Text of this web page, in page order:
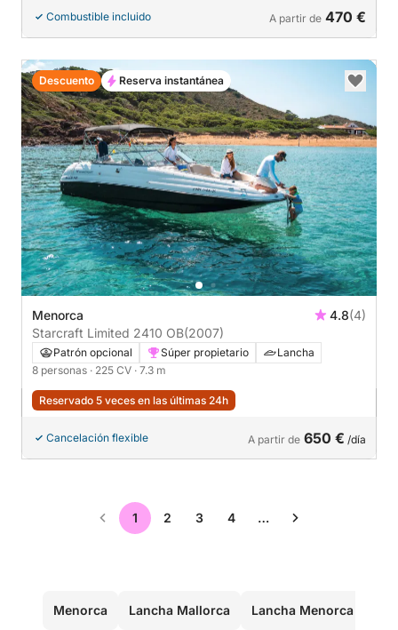
Combustible incluido A partir de 470 €
Menorca 4.8(4)
Starcraft Limited 2410 OB(2007)
Patrón opcional Súper propietario
Lancha
8 personas · 225 CV · 7.3 m
Reservado 5 veces en las últimas 24h
Cancelación flexible A partir de 650 € /día
Descuento Reserva instantánea
1 2 3 4 …
Menorca Lancha Mallorca Lancha Menorca